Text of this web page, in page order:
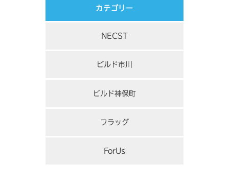
カテゴリー
NECST
ビルド市川
ビルド神保町
フラッグ
ForUs